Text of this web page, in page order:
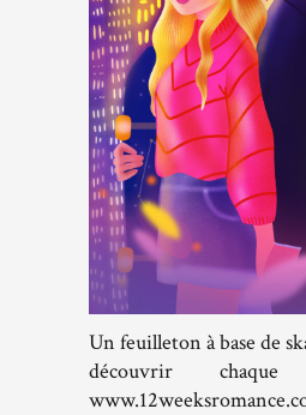
Un feuilleton à base de
découvrir